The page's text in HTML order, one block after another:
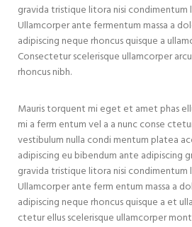
gravida tristique litora nisi
Ullamcorper ante fermentum massa a
adipiscing neque rhoncus quisque a
Consectetur scelerisque ullamcorper
rhoncus nibh.
Mauris torquent mi eget et amet phas
mi a ferm entum vel a a nunc conse
vestibulum nulla condi mentum platea
adipiscing eu bibendum ante adipiscing
gravida tristique litora nisi
Ullamcorper ante ferm entum massa a
adipiscing neque rhoncus quisque a et
ctetur ellus scelerisque ullamcorper